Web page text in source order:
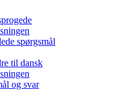
spørgsmål
til dansk
og svar